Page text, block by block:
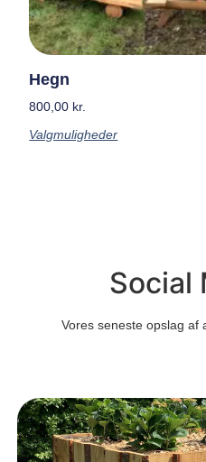
Hegn
800,00 kr.
Valgmuligheder
Social
Vores seneste opslag af